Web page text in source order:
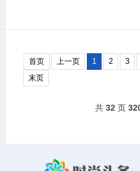
首页 上一页 1 2 3
末页
共 32 页